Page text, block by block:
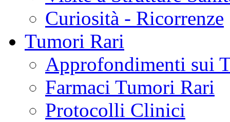
Curiosità - Ricorrenze
Tumori Rari
Approfondimenti sui
Farmaci Tumori Rari
Protocolli Clinici